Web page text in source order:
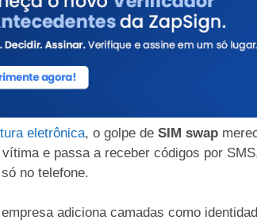
eletrônica, o golpe de SIM swap
e passa a receber códigos por
no telefone.
adiciona camadas como